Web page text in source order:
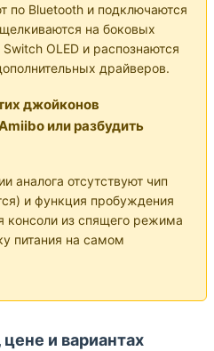
по Bluetooth и подключаются
на боковых
OLED и распознаются
драйверов.
джойконов
или разбудить
аналога отсутствуют чип
и функция пробуждения
консоли из спящего режима
питания на самом
и вариантах